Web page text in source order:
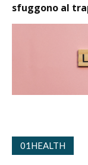
sfuggono al
01HEALTH